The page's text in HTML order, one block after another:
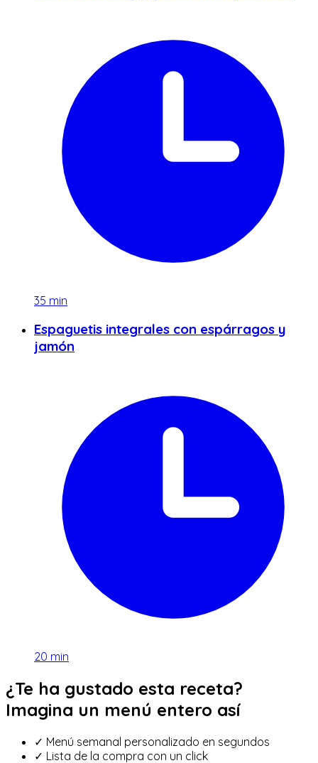
35 min
Espaguetis integrales con espárragos y
jamón
20 min
¿Te ha gustado esta receta?
Imagina un menú entero así
✓ Menú semanal personalizado en segundos
✓ Lista de la compra con un click